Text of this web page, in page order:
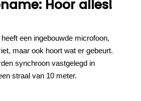
Hoor alles!
een ingebouwde microfoon,
maar ook hoort wat er gebeurt.
synchroon vastgelegd in
straal van 10 meter.